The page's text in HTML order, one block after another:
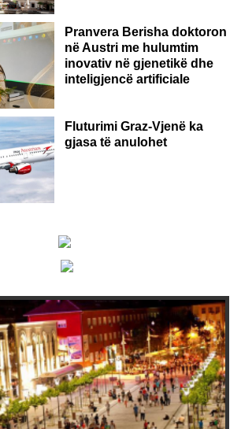
Pranvera Berisha doktoron
në Austri me hulumtim
inovativ në gjenetikë dhe
inteligjencë artificiale
Fluturimi Graz-Vjenë ka
gjasa të anulohet